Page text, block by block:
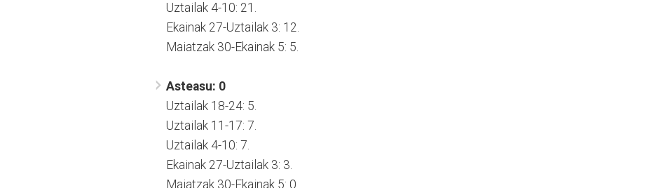
Uztailak 4-10: 21.
Ekainak 27-Uztailak 3: 12.
Maiatzak 30-Ekainak 5: 5.
Asteasu: 0
Uztailak 18-24: 5.
Uztailak 11-17: 7.
Uztailak 4-10: 7.
Ekainak 27-Uztailak 3: 3.
Maiatzak 30-Ekainak 5: 0.